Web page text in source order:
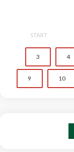
START
3 4
9 10